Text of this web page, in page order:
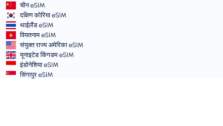
चीन eSIM
दक्षिण कोरिया eSIM
थाईलैंड eSIM
वियतनाम eSIM
संयुक्त राज्य अमेरिका eSIM
यूनाइटेड किंगडम eSIM
इंडोनेशिया eSIM
सिंगापुर eSIM